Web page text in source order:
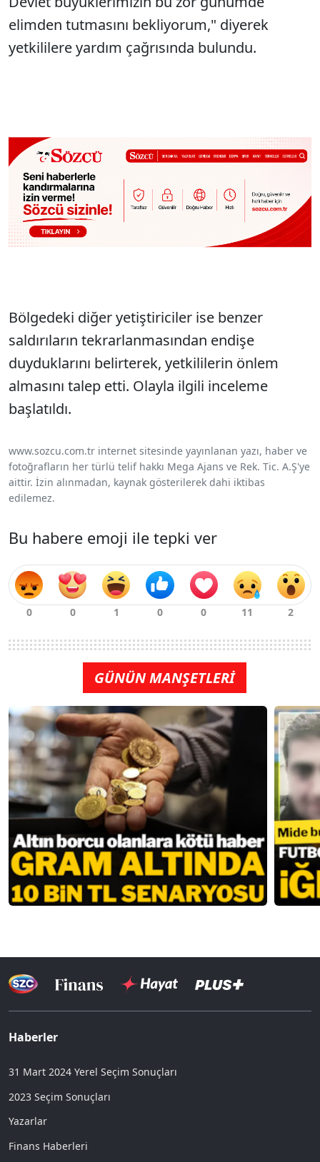
elimden tutmasını bekliyorum," diyerek
yetkililere yardım çağrısında bulundu.
Bölgedeki diğer yetiştiriciler ise benzer
saldırıların tekrarlanmasından endişe
duyduklarını belirterek, yetkililerin önlem
almasını talep etti. Olayla ilgili inceleme
başlatıldı.
www.sozcu.com.tr internet sitesinde yayınlanan yazı, haber ve
fotoğrafların her türlü telif hakkı Mega Ajans ve Rek. Tic. A.Ş'ye
aittir. İzin alınmadan, kaynak gösterilerek dahi iktibas
edilemez.
Bu habere emoji ile tepki ver
GÜNÜN MANŞETLERİ
Haberler
31 Mart 2024 Yerel Seçim Sonuçları
2023 Seçim Sonuçları
Yazarlar
Finans Haberleri